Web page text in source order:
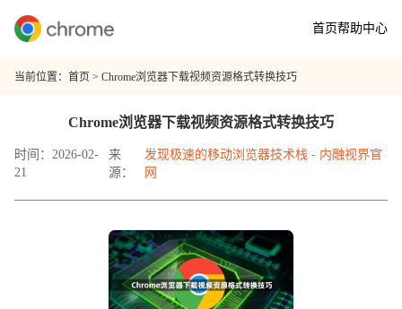
首页帮助中心
当前位置： 首页 > Chrome浏览器下载视频资源格式转换技巧
Chrome浏览器下载视频资源格式转换技巧
时间：2026-02-
21
来
源：
发现极速的移动浏览器技术栈 - 内融视界官
网